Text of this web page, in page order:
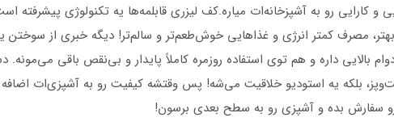
و کارایی رو به آشپزخانه‌ات میاره.کف لیزری قابلمه‌ها یه تکنولوژی
مصرف کمتر انرژی و غذاهایی خوش‌طعم‌تر و سالم‌تر! دیگه خبری از سوختن
داره و هم توی استفاده روزمره کاملاً پایدار و بی‌نقص باقی
بلکه یه استودیو خلاقیت می‌شه! پس وقتشه کیفیت رو به آشپزی‌ات